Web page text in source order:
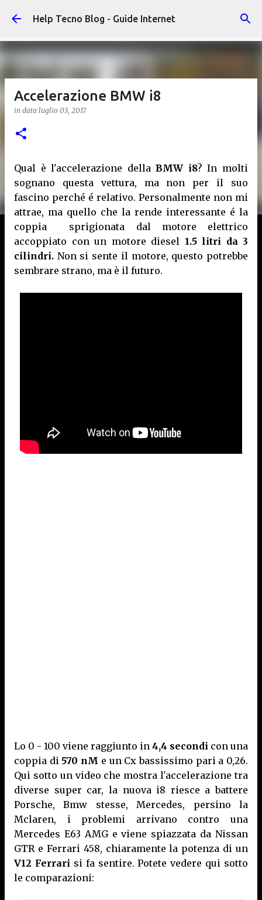
Passa ai contenuti principali
Help Tecno Blog - Guide Internet
Accelerazione BMW i8
in data luglio 03, 2017
Qual è l'accelerazione dellaBMW i8? In molti
sognano questa vettura, ma non per il suo
fascino perché é relativo. Personalmente non mi
attrae, ma quello che la rende interessante é la
coppia sprigionata dal motore elettrico
accoppiato con un motore diesel 1.5 litri da 3
cilindri. Non si sente il motore, questo potrebbe
sembrare strano, ma è il futuro.
Lo 0 - 100 viene raggiunto in 4,4 secondi con una
coppia di 570 nM e un Cx bassissimo pari a 0,26.
Qui sotto un video che mostra l'accelerazione tra
diverse super car, la nuova i8 riesce a battere
Porsche, Bmw stesse, Mercedes, persino la
Mclaren, i problemi arrivano contro una
Mercedes E63 AMG e viene spiazzata da Nissan
GTR e Ferrari 458, chiaramente la potenza di un
V12 Ferrari si fa sentire. Potete vedere qui sotto
le comparazioni: